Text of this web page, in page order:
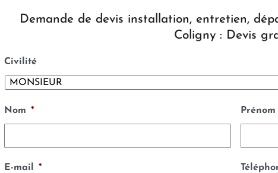
Demande de devis installation, entretien,
Coligny : Devis
Civilité
Nom * Prénom
E-mail *